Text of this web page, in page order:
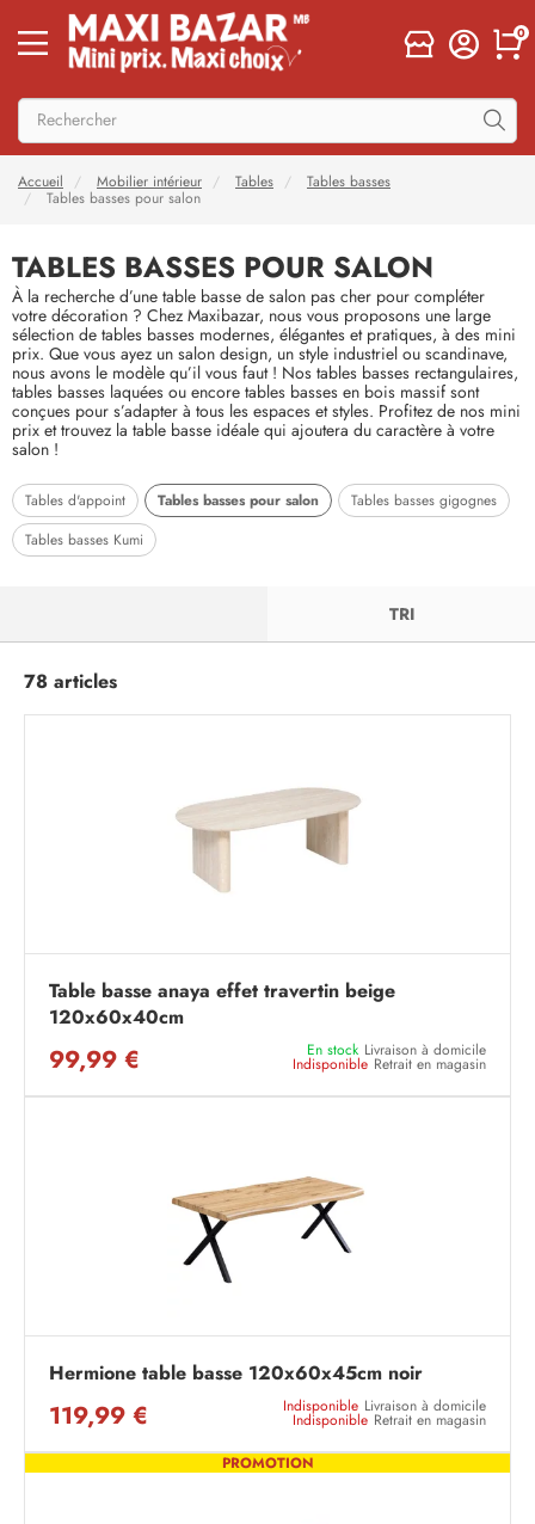
0
Accueil Mobilier intérieur Tables
Tables basses
Tables basses pour salon
TABLES BASSES POUR SALON
À la recherche d’une table basse de salon pas cher pour compléter
votre décoration ? Chez Maxibazar, nous vous proposons une large
sélection de tables basses modernes, élégantes et pratiques, à des mini
prix. Que vous ayez un salon design, un style industriel ou scandinave,
nous avons le modèle qu’il vous faut ! Nos tables basses rectangulaires,
tables basses laquées ou encore tables basses en bois massif sont
conçues pour s’adapter à tous les espaces et styles. Profitez de nos mini
prix et trouvez la table basse idéale qui ajoutera du caractère à votre
salon !
Tables d'appoint Tables basses pour salon Tables basses gigognes
Tables basses Kumi
TRI
Table basse anaya effet travertin beige
120x60x40cm
99,99 € En stock Livraison à domicile
Indisponible Retrait en magasin
Hermione table basse 120x60x45cm noir
119,99 € Indisponible Livraison à domicile
Indisponible Retrait en magasin
PROMOTION
78 articles